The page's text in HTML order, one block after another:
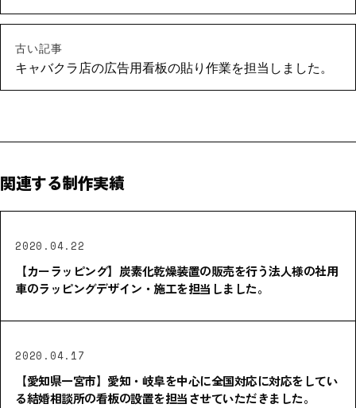
古い記事
キャバクラ店の広告用看板の貼り作業を担当しました。
関連する制作実績
2020.04.22
【カーラッピング】炭素化乾燥装置の販売を行う法人様の社用
車のラッピングデザイン・施工を担当しました。
2020.04.17
【愛知県一宮市】愛知・岐阜を中心に全国対応に対応をしてい
る結婚相談所の看板の設置を担当させていただきました。